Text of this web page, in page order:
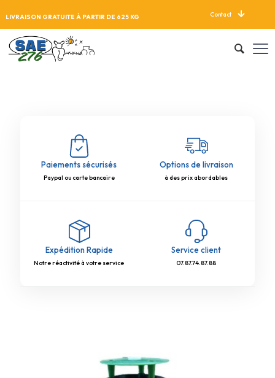
LIVRAISON GRATUITE À PARTIR DE 625 KG Contact
Paiements sécurisés
Paypal ou carte bancaire
Options de livraison
à des prix abordables
Expédition Rapide
Notre réactivité à votre service
Service client
07.87.74.87.88